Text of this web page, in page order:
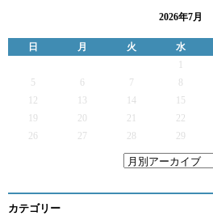
2026年7月
日 月 火 水
5
6 7
12
13 14 15
19
20 21 22
26
27 28 29
カテゴリー